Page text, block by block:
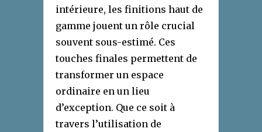
intérieure, les finitions haut de
gamme jouent un rôle crucial
souvent sous-estimé. Ces
touches finales permettent de
transformer un espace
ordinaire en un lieu
d’exception. Que ce soit à
travers l’utilisation de